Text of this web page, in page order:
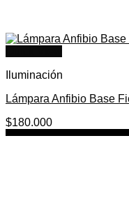
Iluminación
Lámpara Anfibio Base
$180.000